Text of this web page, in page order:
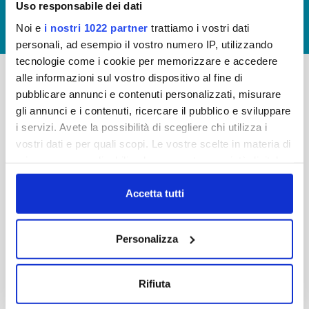
Uso responsabile dei dati
Noi e i nostri 1022 partner trattiamo i vostri dati
personali, ad esempio il vostro numero IP, utilizzando
tecnologie come i cookie per memorizzare e accedere
alle informazioni sul vostro dispositivo al fine di
pubblicare annunci e contenuti personalizzati, misurare
gli annunci e i contenuti, ricercare il pubblico e sviluppare
i servizi. Avete la possibilità di scegliere chi utilizza i
vostri dati e per quali scopi. Le vostre scelte in materia di
in cui avete effettuato le vostre scelte. È possibile
modificare o revocare il proprio consenso in qualsiasi
momento dalla Dichiarazione sui cookie o facendo clic
Con il tuo consenso, vorremmo anche:
raccogliere informazioni sulla tua posizione
Accetta tutti
Personalizza
Rifiuta
LAVORA CON NOI
Publiacqua S.p.A
Via Villamagna 90/c -
50126 Fi
Tel. +39 055688903
Reg Imprese Firenze
-
FAQ
PRIVACY POLICY
COOKIE
WHISTLEBLOWING
CREDITS